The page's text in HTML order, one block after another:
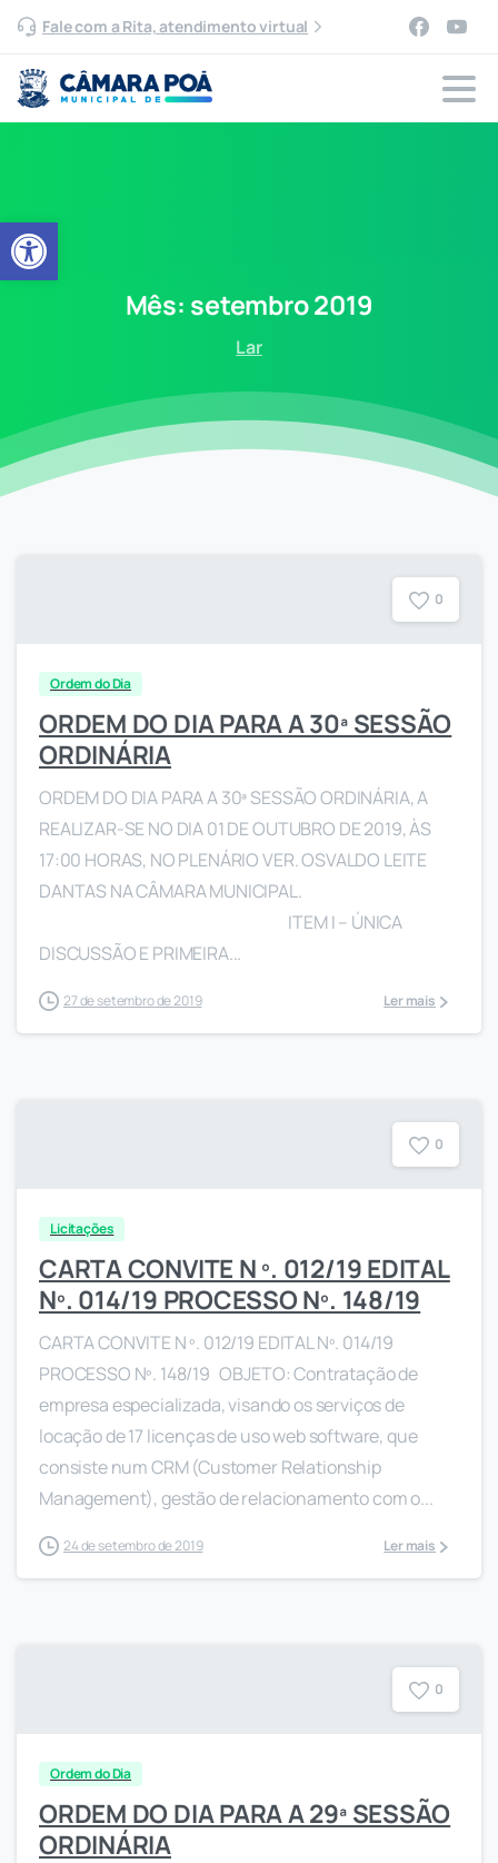
Abrir a barra de ferramentas
Fale com a Rita, atendimento virtual
Mês: setembro2019
Lar
0
Ordem do Dia
ORDEM DO DIA PARA A 30ª SESSÃO
ORDINÁRIA
ORDEM DO DIA PARA A 30ª SESSÃO ORDINÁRIA, A
REALIZAR-SE NO DIA 01 DE OUTUBRO DE 2019, ÀS
17:00 HORAS, NO PLENÁRIO VER. OSVALDO LEITE
DANTAS NA CÂMARA MUNICIPAL.
ITEM I – ÚNICA
DISCUSSÃO E PRIMEIRA...
27 de setembro de 2019 Ler mais
0
Licitações
CARTA CONVITE N º. 012/19 EDITAL
Nº. 014/19 PROCESSO Nº. 148/19
CARTA CONVITE N º. 012/19 EDITAL Nº. 014/19
PROCESSO Nº. 148/19 OBJETO: Contratação de
empresa especializada, visando os serviços de
locação de 17 licenças de uso web software, que
consiste num CRM (Customer Relationship
Management), gestão de relacionamento com o...
24 de setembro de 2019 Ler mais
0
Ordem do Dia
ORDEM DO DIA PARA A 29ª SESSÃO
ORDINÁRIA